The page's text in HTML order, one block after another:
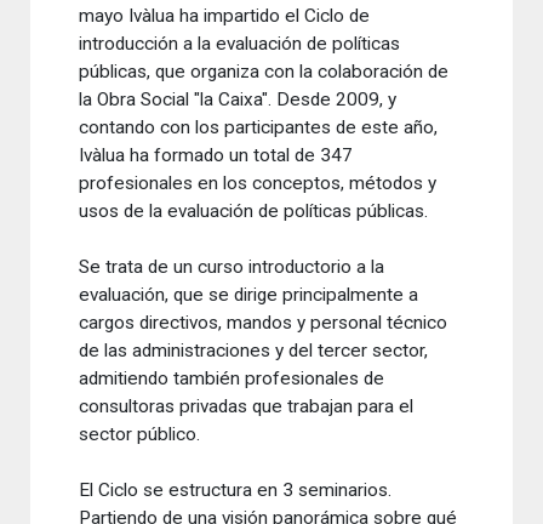
mayo Ivàlua ha impartido el Ciclo de
introducción a la evaluación de políticas
públicas, que organiza con la colaboración de
la Obra Social "la Caixa". Desde 2009, y
contando con los participantes de este año,
Ivàlua ha formado un total de 347
profesionales en los conceptos, métodos y
usos de la evaluación de políticas públicas.
Se trata de un curso introductorio a la
evaluación, que se dirige principalmente a
cargos directivos, mandos y personal técnico
de las administraciones y del tercer sector,
admitiendo también profesionales de
consultoras privadas que trabajan para el
sector público.
El Ciclo se estructura en 3 seminarios.
Partiendo de una visión panorámica sobre qué